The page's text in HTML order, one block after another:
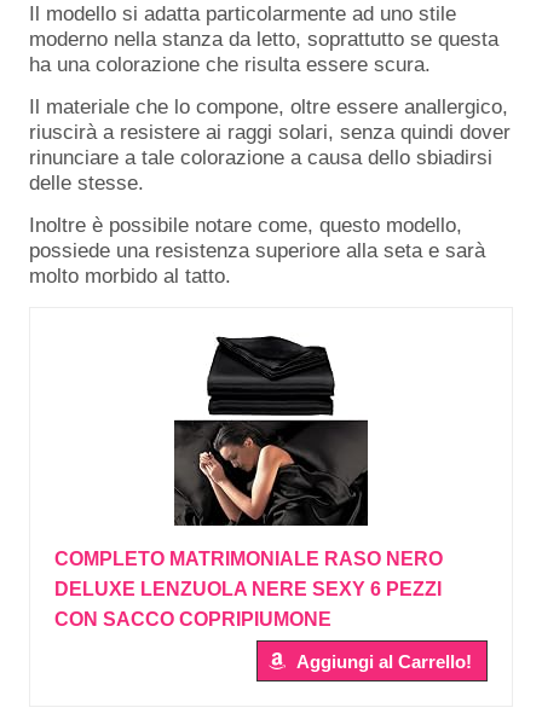
Il modello si adatta particolarmente ad uno stile
moderno nella stanza da letto, soprattutto se questa
ha una colorazione che risulta essere scura.
Il materiale che lo compone, oltre essere anallergico,
riuscirà a resistere ai raggi solari, senza quindi dover
rinunciare a tale colorazione a causa dello sbiadirsi
delle stesse.
Inoltre è possibile notare come, questo modello,
possiede una resistenza superiore alla seta e sarà
molto morbido al tatto.
COMPLETO MATRIMONIALE RASO NERO
DELUXE LENZUOLA NERE SEXY 6 PEZZI
CON SACCO COPRIPIUMONE
Aggiungi al Carrello!